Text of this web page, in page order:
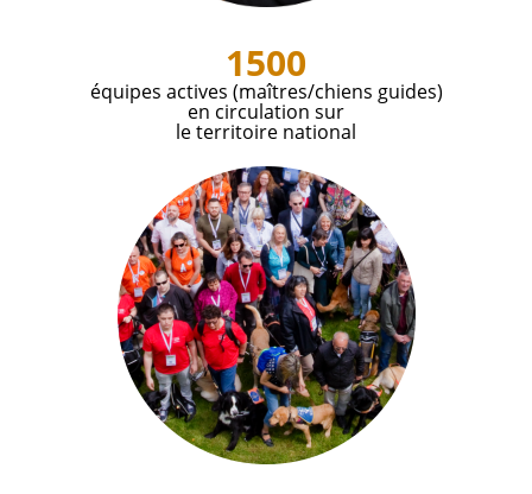
1500
équipes actives (maîtres/chiens guides)
en circulation sur
le territoire national